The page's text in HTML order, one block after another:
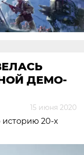
ДЕМО-
15 июня 2020
историю 20-х